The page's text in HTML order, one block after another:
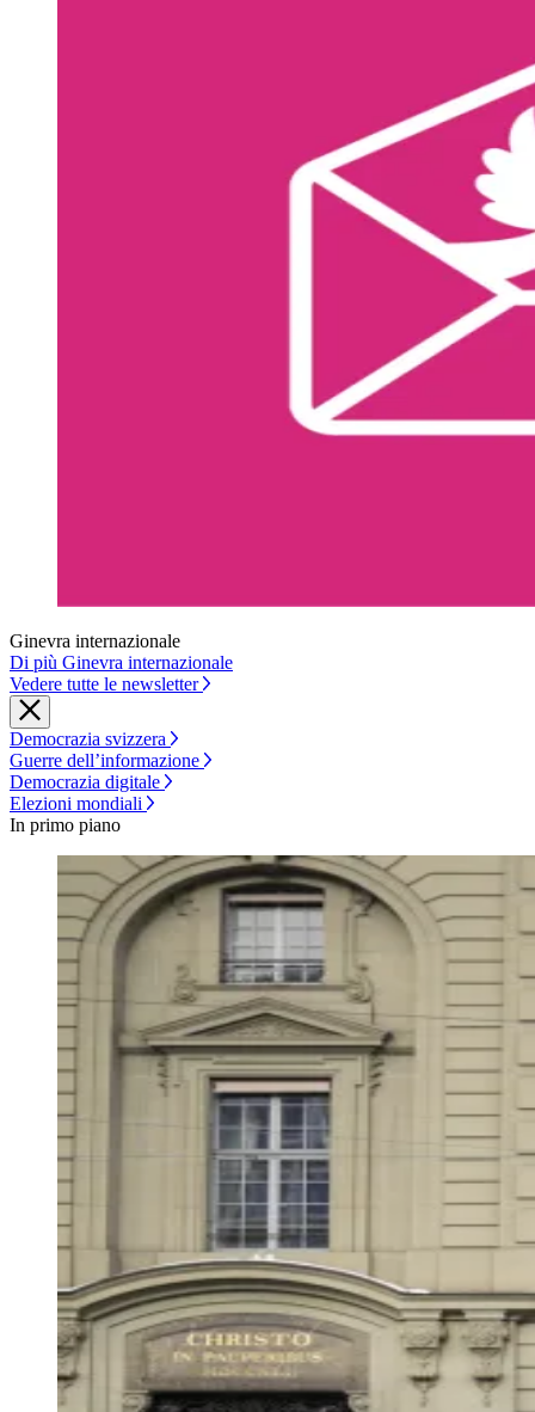
Ginevra internazionale
Di più Ginevra internazionale
Vedere tutte le newsletter
Democrazia svizzera
Guerre dell’informazione
Democrazia digitale
Elezioni mondiali
In primo piano